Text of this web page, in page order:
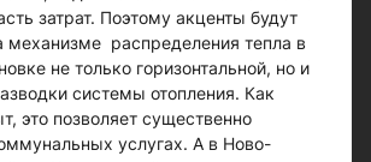
затрат. Поэтому акценты будут
механизме распределения тепла в
не только горизонтальной, но и
системы отопления. Как
это позволяет существенно
услугах. А в Ново-